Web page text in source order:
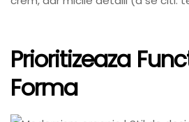
Prioritizeaza
Forma